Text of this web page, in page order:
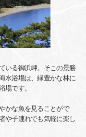
いる御浜岬。そこの景勝
水浴場は、緑豊かな林に
場です。
かな魚を見ることがで
や子連れでも気軽に楽し